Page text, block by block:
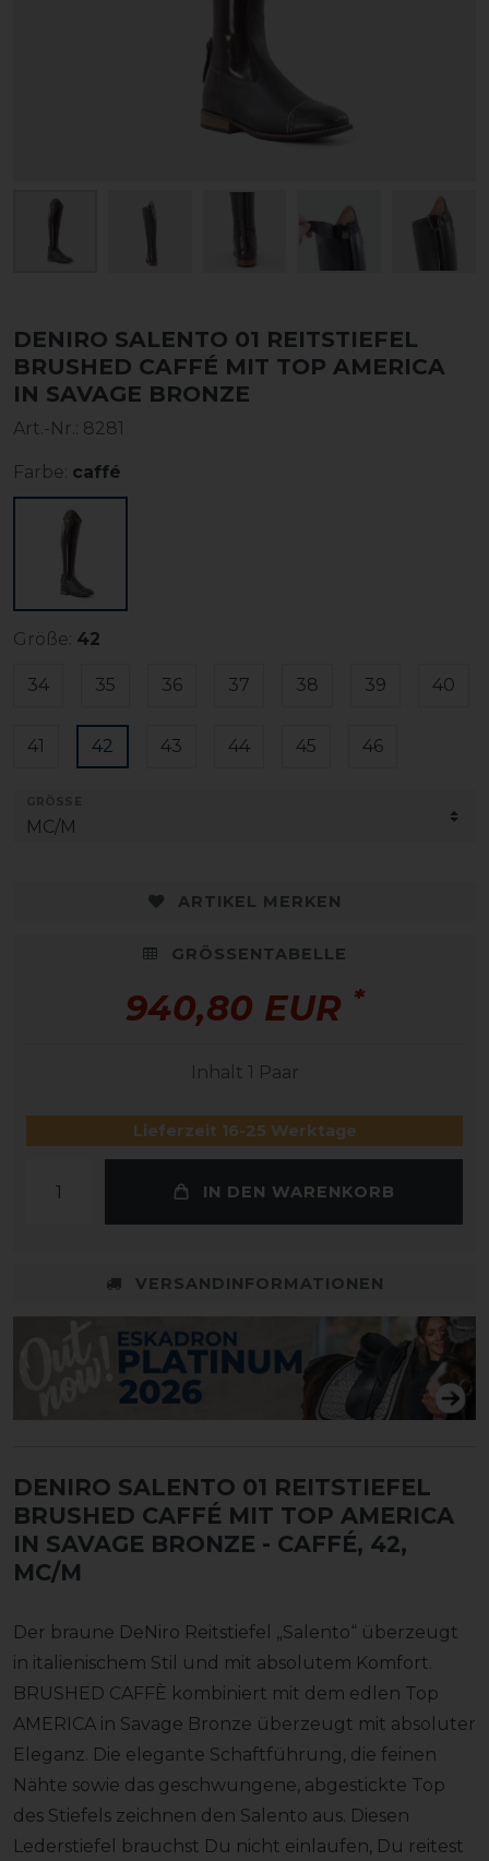
DENIRO SALENTO 01 REITSTIEFEL
BRUSHED CAFFÉ MIT TOP AMERICA
IN SAVAGE BRONZE
Art.-Nr.: 8281
Farbe: caffé
Größe: 42
34 35 36 37 38 39 40
41 42 43 44 45 46
ARTIKEL MERKEN
GRÖSSENTABELLE
940,80 EUR *
Inhalt 1 Paar
Lieferzeit 16-25 Werktage
IN DEN WARENKORB
VERSANDINFORMATIONEN
DENIRO SALENTO 01 REITSTIEFEL
BRUSHED CAFFÉ MIT TOP AMERICA
IN SAVAGE BRONZE - CAFFÉ, 42,
MC/M
Der braune DeNiro Reitstiefel „Salento“ überzeugt
in italienischem Stil und mit absolutem Komfort.
BRUSHED CAFFÈ kombiniert mit dem edlen Top
AMERICA in Savage Bronze überzeugt mit absoluter
Eleganz. Die elegante Schaftführung, die feinen
Nähte sowie das geschwungene, abgestickte Top
des Stiefels zeichnen den Salento aus. Diesen
Lederstiefel brauchst Du nicht einlaufen, Du reitest